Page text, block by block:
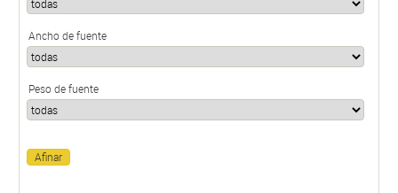
Ancho de fuente
Peso de fuente